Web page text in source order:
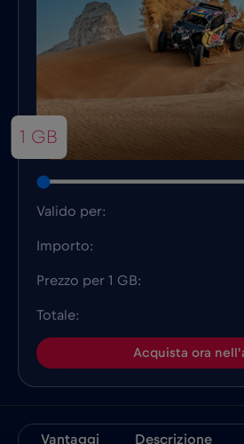
1 GB
Valido per:
Importo:
Prezzo per 1 GB:
Totale:
Acquista ora
Vantaggi Descrizione